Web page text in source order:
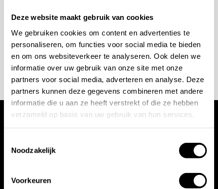
Deze website maakt gebruik van cookies
We gebruiken cookies om content en advertenties te
personaliseren, om functies voor social media te bieden
en om ons websiteverkeer te analyseren. Ook delen we
informatie over uw gebruik van onze site met onze
partners voor social media, adverteren en analyse. Deze
partners kunnen deze gegevens combineren met andere
informatie die u aan ze heeft verstrekt of die ze hebben
verzameld op basis van uw gebruik van hun services.
Noodzakelijk
Voorkeuren
projects@stonecompany.nl
AFSPRAAK MAKEN
Wij werken met
toonaangevende